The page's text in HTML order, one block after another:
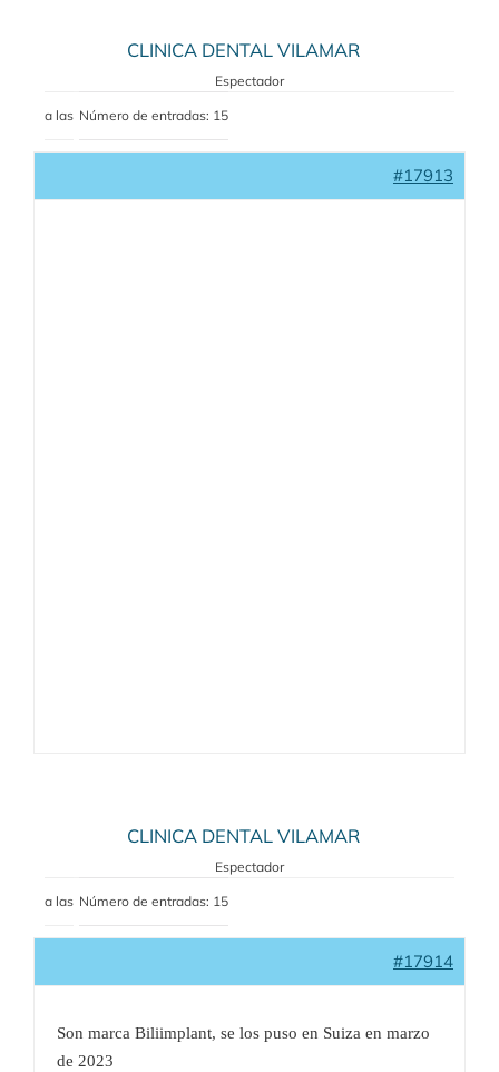
CLINICA DENTAL VILAMAR
Espectador
a las Número de entradas: 15
#17913
CLINICA DENTAL VILAMAR
Espectador
a las Número de entradas: 15
#17914
Son marca Biliimplant, se los puso en Suiza en marzo
de 2023